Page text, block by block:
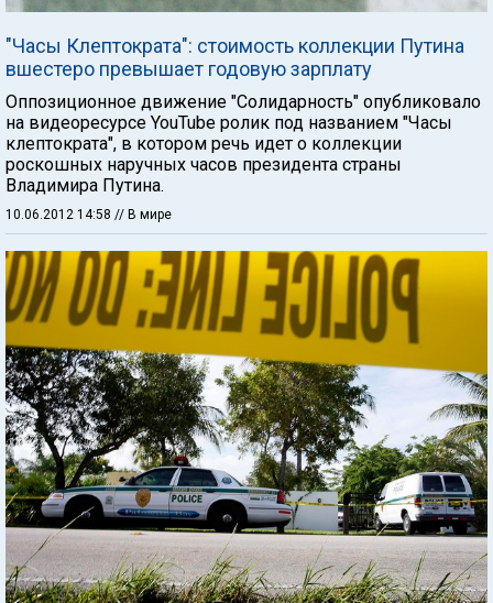
"Часы Клептократа": стоимость коллекции Путина
вшестеро превышает годовую зарплату
Оппозиционное движение "Солидарность" опубликовало
на видеоресурсе YouTube ролик под названием "Часы
клептократа", в котором речь идет о коллекции
роскошных наручных часов президента страны
Владимира Путина.
10.06.2012 14:58 // В мире